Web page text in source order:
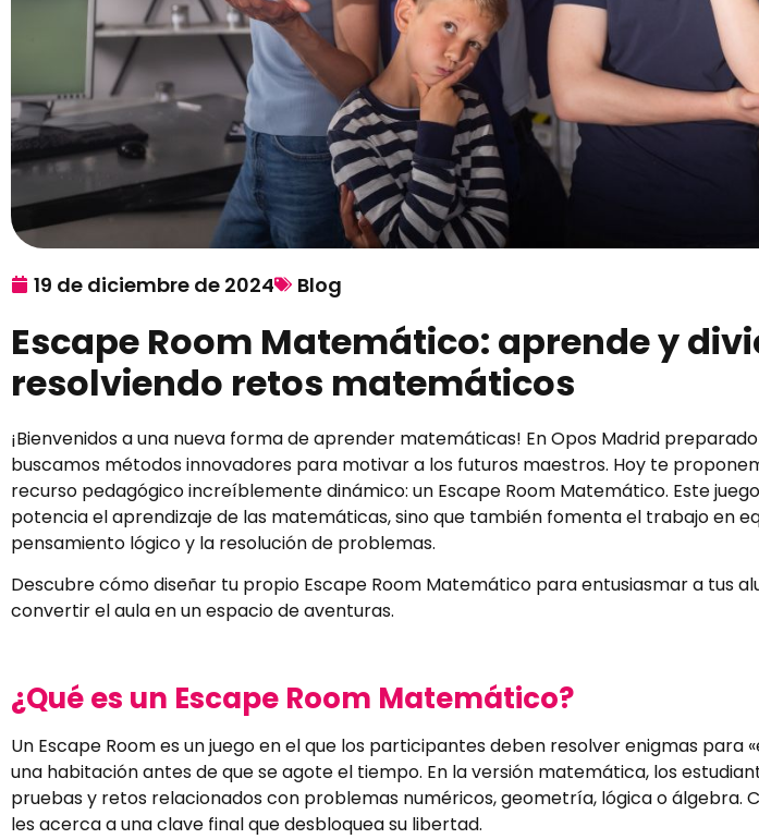
19 de diciembre de 2024 Blog
Escape Room Matemático: aprende y
resolviendo retos matemáticos
¡Bienvenidos a una nueva forma de aprender matemáticas! En Opos Madrid
buscamos métodos innovadores para motivar a los futuros maestros. Hoy te
recurso pedagógico increíblemente dinámico: un Escape Room Matemático. Este
potencia el aprendizaje de las matemáticas, sino que también fomenta el trabajo en
pensamiento lógico y la resolución de problemas.
Descubre cómo diseñar tu propio Escape Room Matemático para entusiasmar a tus
convertir el aula en un espacio de aventuras.
¿Qué es un Escape Room Matemático?
Un Escape Room es un juego en el que los participantes deben resolver enigmas para
una habitación antes de que se agote el tiempo. En la versión matemática, los
pruebas y retos relacionados con problemas numéricos, geometría, lógica o álgebra.
les acerca a una clave final que desbloquea su libertad.